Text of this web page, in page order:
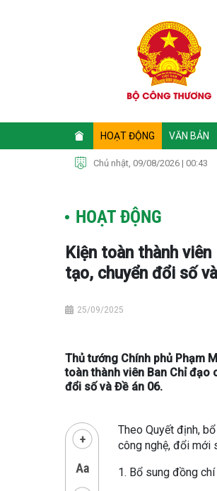
HOẠT ĐỘNG VĂN BẢN
Chủ nhật, 09/08/2026 | 00:43
HOẠT ĐỘNG
Kiện toàn thành
tạo, chuyển đổi số
25/09/2025
Thủ tướng Chính phủ Phạm
toàn thành viên Ban Chỉ đạo
đổi số và Đề án 06.
Theo Quyết định,
công nghệ, đổi mới
1. Bổ sung đồng